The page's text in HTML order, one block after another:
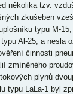
několika tzv.
zkušeben
typu M-
Al-25, a nesla
činnosti
zmíněného
plynů
typu LaLa-1 byl